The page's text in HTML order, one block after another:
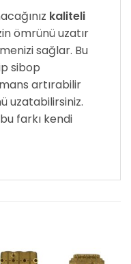
kaliteli
ömrünü uzatır
sağlar. Bu
sibop
artırabilir
uzatabilirsiniz.
farkı kendi